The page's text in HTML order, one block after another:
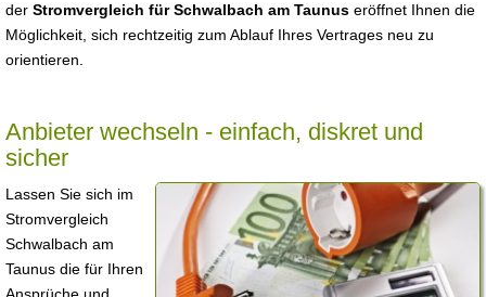
der Stromvergleich für Schwalbach am Taunus eröffnet Ihnen die
Möglichkeit, sich rechtzeitig zum Ablauf Ihres Vertrages neu zu
orientieren.
Anbieter wechseln - einfach, diskret und
sicher
Lassen Sie sich im
Stromvergleich
Schwalbach am
Taunus die für Ihren